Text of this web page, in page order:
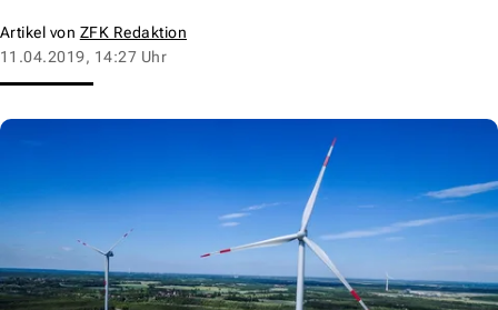
Artikel von ZFK Redaktion
11.04.2019, 14:27 Uhr